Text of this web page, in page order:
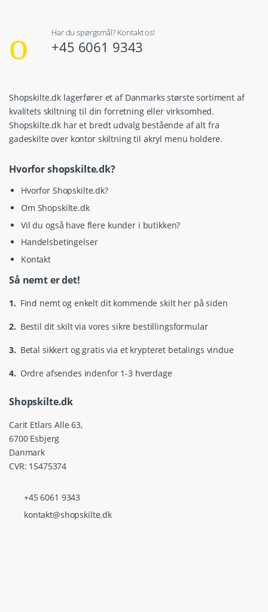
Har du spørgsmål? Kontakt os!
+45 6061 9343
Shopskilte.dk lagerfører et af Danmarks største sortiment af
kvalitets skiltning til din forretning eller virksomhed.
Shopskilte.dk har et bredt udvalg bestående af alt fra
gadeskilte over kontor skiltning til akryl menu holdere.
Hvorfor shopskilte.dk?
Hvorfor Shopskilte.dk?
Om Shopskilte.dk
Vil du også have flere kunder i butikken?
Handelsbetingelser
Kontakt
Så nemt er det!
1. Find nemt og enkelt dit kommende skilt her på siden
2. Bestil dit skilt via vores sikre bestillingsformular
3. Betal sikkert og gratis via et krypteret betalings vindue
4. Ordre afsendes indenfor 1-3 hverdage
Shopskilte.dk
Carit Etlars Alle 63,
6700 Esbjerg
Danmark
CVR: 15475374
+45 6061 9343
kontakt@shopskilte.dk